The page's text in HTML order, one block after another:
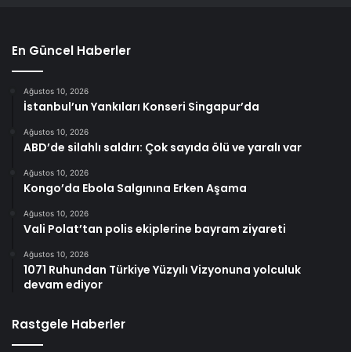
En Güncel Haberler
Ağustos 10, 2026
İstanbul’un Yankıları Konseri Singapur’da
Ağustos 10, 2026
ABD’de silahlı saldırı: Çok sayıda ölü ve yaralı var
Ağustos 10, 2026
Kongo’da Ebola Salgınına Erken Aşama
Ağustos 10, 2026
Vali Polat’tan polis ekiplerine bayram ziyareti
Ağustos 10, 2026
1071 Ruhundan Türkiye Yüzyılı Vizyonuna yolculuk
devam ediyor
Rastgele Haberler